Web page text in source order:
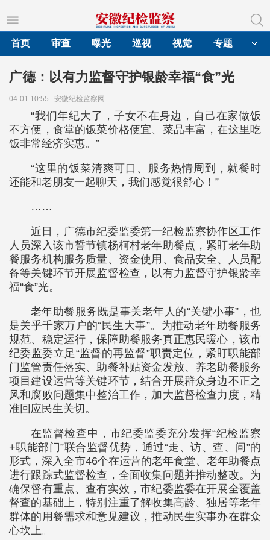
首页
审查 曝光 巡视 视觉 专题
广德：以有力监督守护银龄幸福“食”光
04-01 10:55 安徽纪检监察网
“我们年纪大了，子女不在身边，自己在家做饭
不方便，食堂的饭菜价格便宜、菜品丰富，在这里吃
饭非常经济实惠。”
“这里的饭菜清爽可口、服务热情周到，就餐时
还能和老朋友一起聊天，我们感觉很舒心！”
……
近日，广德市纪委监委第一纪检监察协作区工作
人员深入该市誓节镇杨柯村老年助餐点，紧盯老年助
餐服务机构服务质量、资金使用、食品安全、人员配
备等关键环节开展监督检查，以有力监督守护银龄幸
福“食”光。
老年助餐服务既是事关老年人的“关键小事”，也
是关乎千家万户的“民生大事”。为推动老年助餐服务
规范、稳定运行，保障助餐服务真正惠民暖心，该市
纪委监委立足“监督的再监督”职责定位，紧盯职能部
门监管责任落实、助餐补贴资金发放、养老助餐服务
项目建设运营等关键环节，结合开展群众身边不正之
风和腐败问题集中整治工作，加大监督检查力度，精
准回应民生关切。
在监督检查中，市纪委监委充分发挥“纪检监察
+职能部门”联合监督优势，通过“走、访、查、问”的
形式，深入全市46个在运营的老年食堂、老年助餐点
进行跟踪式监督检查，全面收集问题并推动整改。为
确保督有重点、查有实效，市纪委监委在开展全覆盖
督查的基础上，特别注重了解收集高龄、独居等老年
群体的用餐需求和意见建议，推动民生实事办在群众
心坎上。